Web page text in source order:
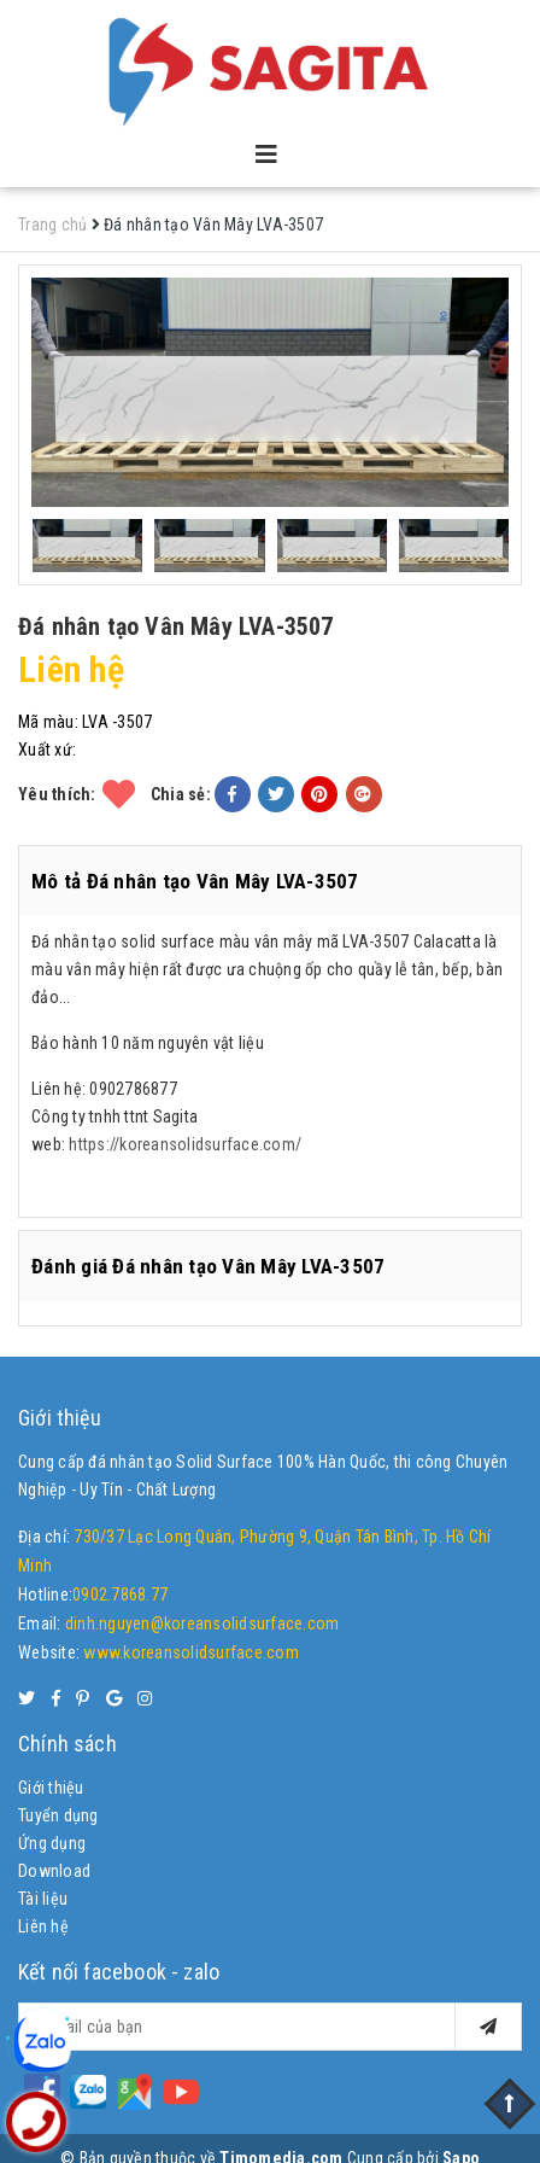
Trang chủ Đá nhân tạo Vân Mây LVA-3507
Đá nhân tạo Vân Mây LVA-3507
Liên hệ
Mã màu: LVA -3507
Xuất xứ:
Yêu thích: Chia sẻ:
Mô tả Đá nhân tạo Vân Mây LVA-3507
Đá nhân tạo solid surface màu vân mây mã LVA-3507 Calacatta là
màu vân mây hiện rất được ưa chuộng ốp cho quầy lễ tân, bếp, bàn
đảo...
Bảo hành 10 năm nguyên vật liệu
Liên hệ: 0902786877
Công ty tnhh ttnt Sagita
web: https://koreansolidsurface.com/
Đánh giáĐá nhân tạo Vân Mây LVA-3507
Giới thiệu
Cung cấp đá nhân tạo Solid Surface 100% Hàn Quốc, thi công Chuyên
Nghiệp - Uy Tín - Chất Lượng
Địa chỉ: 730/37 Lạc Long Quân, Phường 9, Quận Tân Bình, Tp. Hồ Chí
Minh
Hotline:0902.7868.77
Email: dinh.nguyen@koreansolidsurface.com
Website:www.koreansolidsurface.com
Chính sách
Giới thiệu
Tuyển dụng
Ứng dụng
Download
Tài liệu
Liên hệ
Kết nối facebook - zalo
© Bản quyền thuộc vềTimomedia.com Cung cấp bởi Sapo